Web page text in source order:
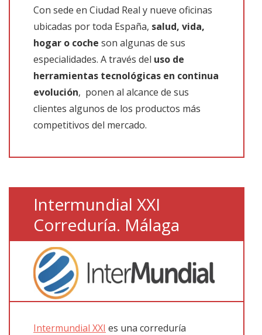
Con sede en Ciudad Real y nueve oficinas
ubicadas por toda España, salud, vida,
hogar o coche son algunas de sus
especialidades. A través del uso de
herramientas tecnológicas en continua
evolución, ponen al alcance de sus
clientes algunos de los productos más
competitivos del mercado.
Intermundial XXI
Correduría. Málaga
Intermundial XXI es una correduría